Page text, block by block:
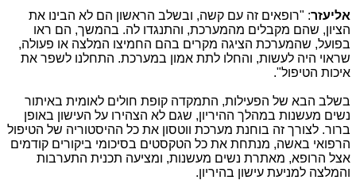
אליעזר: "רופאים זה עם קשה, ובשלב הראשון הם לא הבינו את
הציון, שהם מקבלים מהמערכת, והתנגדו לה. בהמשך, הם ראו
בפועל, שהמערכת הציגה מקרים בהם החמיצו המלצה או פעולה,
שראוי היה לעשות, והחלו לתת אמון במערכת. התחלנו לשפר את
איכות הטיפול".
בשלב הבא של הפעילות, התמקדה קופת חולים לאומית באיתור
נשים מעשנות במהלך ההיריון, שגם לא הצהירו על העישון באופן
ברור. לצורך זה בוחנת מערכת ווטסון את כל ההיסטוריה של הטיפול
הרפואי באשה, מנתחת את כל הטקסטים בסיכומי ביקורים קודמים
אצל הרופא, מאתרת נשים מעשנות, ומציעה תכנית התערבות
והמלצה למניעת עישון בהיריון.